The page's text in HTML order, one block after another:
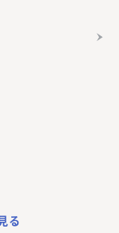
る